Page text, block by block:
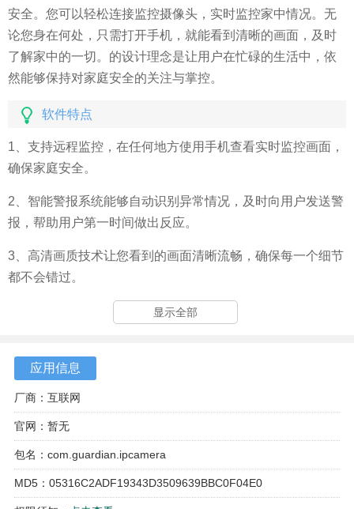
安全。您可以轻松连接监控摄像头，实时监控家中情况。无
论您身在何处，只需打开手机，就能看到清晰的画面，及时
了解家中的一切。的设计理念是让用户在忙碌的生活中，依
然能够保持对家庭安全的关注与掌控。
软件特点
1、支持远程监控，在任何地方使用手机查看实时监控画面，
确保家庭安全。
2、智能警报系统能够自动识别异常情况，及时向用户发送警
报，帮助用户第一时间做出反应。
3、高清画质技术让您看到的画面清晰流畅，确保每一个细节
都不会错过。
4、多人共享功能允许用户将监控画面分享给家人或朋友，便
显示全部
应用信息
厂商：互联网
官网：暂无
包名：com.guardian.ipcamera
MD5：05316C2ADF19343D3509639BBC0F04E0